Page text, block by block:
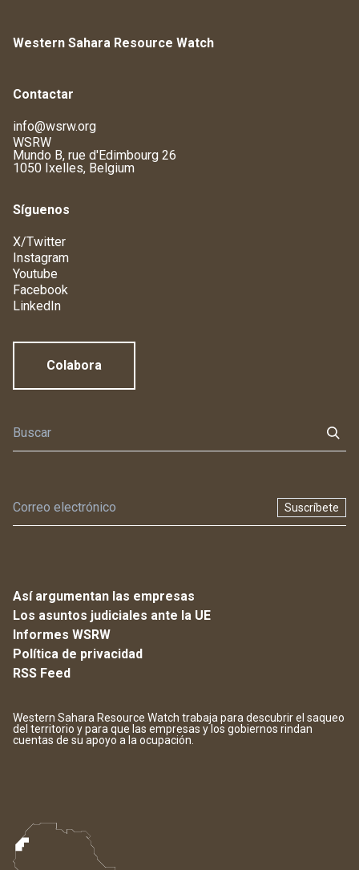
Western Sahara Resource Watch
Contactar
info@wsrw.org
WSRW
Mundo B, rue d'Edimbourg 26
1050 Ixelles, Belgium
Síguenos
X/Twitter
Instagram
Youtube
Facebook
LinkedIn
Colabora
Suscríbete
Así argumentan las empresas
Los asuntos judiciales ante la UE
Informes WSRW
Política de privacidad
RSS Feed
Western Sahara Resource Watch trabaja para descubrir el saqueo
del territorio y para que las empresas y los gobiernos rindan
cuentas de su apoyo a la ocupación.